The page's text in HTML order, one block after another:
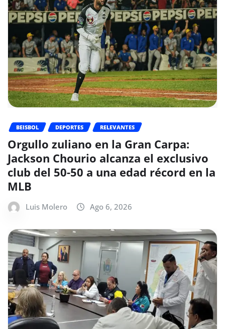
BEISBOL DEPORTES RELEVANTES
Orgullo zuliano en la Gran Carpa:
Jackson Chourio alcanza el exclusivo
club del 50-50 a una edad récord en la
MLB
Luis Molero Ago 6, 2026